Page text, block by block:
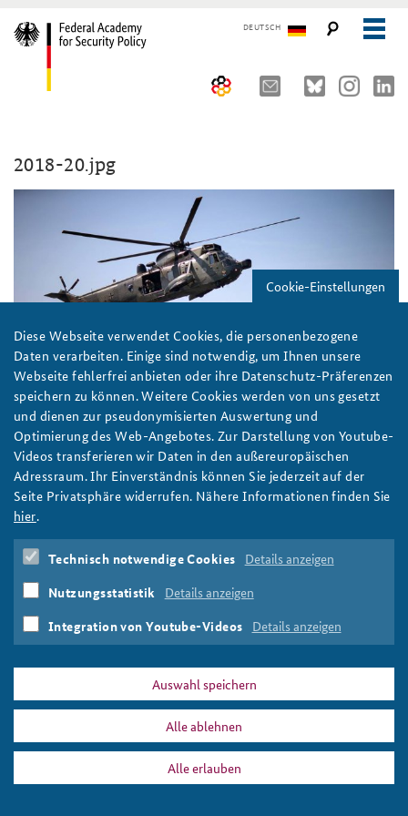
DEUTSCH
Advisory Board
The Association of Friends
Partners
Young Leaders in Security Policy
Directions
Seminars, Conferences and Events
Security Policy Course for Senior Officials
Core Course on Security Policy
German Forum on Security Policy
Public Events
Further Events
2018-20.jpg
Bundeswehr/Weber
2018-20.jpg
Cookie-Einstellungen
Diese Webseite verwendet Cookies, die personenbezogene
Daten verarbeiten. Einige sind notwendig, um Ihnen unsere
Webseite fehlerfrei anbieten oder ihre Datenschutz-Präferenzen
speichern zu können. Weitere Cookies werden von uns gesetzt
und dienen zur pseudonymisierten Auswertung und
Optimierung des Web-Angebotes. Zur Darstellung von Youtube-
Videos transferieren wir Daten in den außereuropäischen
Adressraum. Ihr Einverständnis können Sie jederzeit auf der
Seite Privatsphäre widerrufen. Nähere Informationen finden Sie
hier.
Technisch notwendige Cookies Details anzeigen
Nutzungsstatistik Details anzeigen
Integration von Youtube-Videos Details anzeigen
Auswahl speichern
Alle ablehnen
Alle erlauben